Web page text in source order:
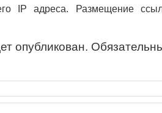
IP адреса. Размещение
опубликован.